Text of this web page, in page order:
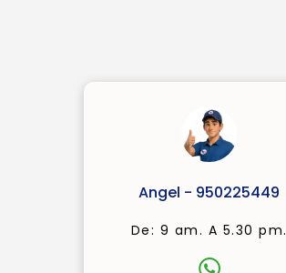
Angel - 950225449
De: 9 am. A 5.30 pm.